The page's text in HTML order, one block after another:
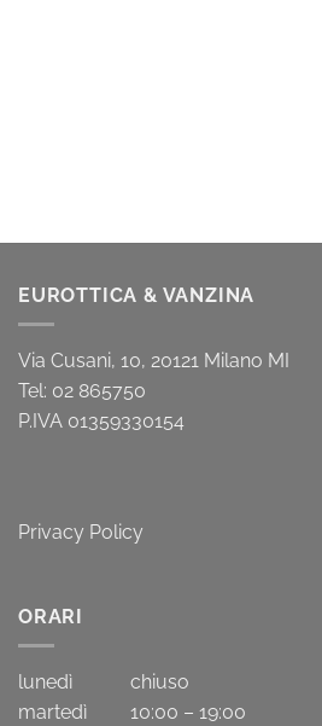
EUROTTICA & VANZINA
Via Cusani, 10, 20121 Milano MI
Tel: 02 865750
P.IVA 01359330154
Privacy Policy
ORARI
lunedì chiuso
martedì 10:00 – 19:00